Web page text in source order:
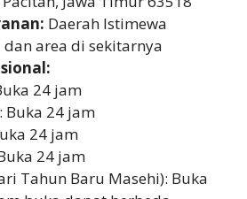
Daerah Istimewa
dan area di sekitarnya
24 jam
Buka 24 jam
24 jam
24 jam
Tahun Baru Masehi): Buka